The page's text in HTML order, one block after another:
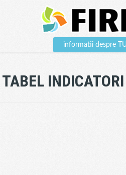
informatii despre
TABEL